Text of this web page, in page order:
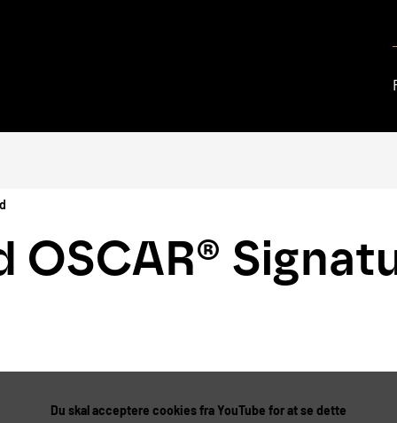
Du skal acceptere cookies fra YouTube for at se dette